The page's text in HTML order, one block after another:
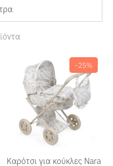
Καρότσι για κούκλες Nara
-25%